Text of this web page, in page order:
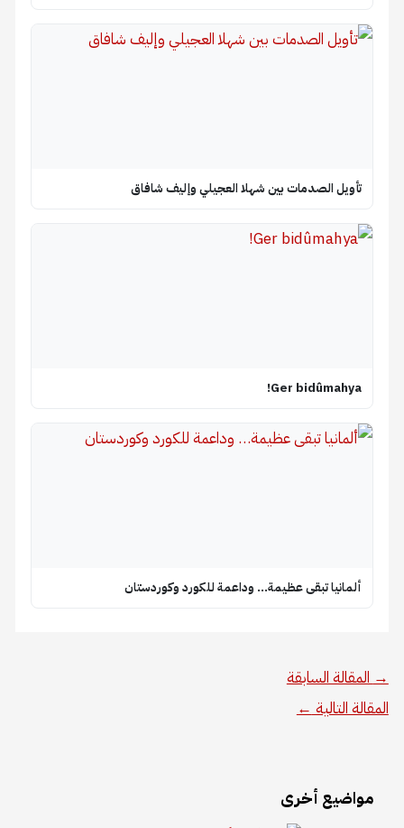
تأويل الصدمات بين شهلا العجيلي وإليف شافاق
Ger bidûmahya!
ألمانيا تبقى عظيمة… وداعمة للكورد وكوردستان
→ المقالة السابقة
المقالة التالية ←
مواضيع أخرى